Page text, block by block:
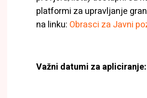
platformi za upravljanje
na linku: Obrasci za Javni
Važni datumi za apliciranje: